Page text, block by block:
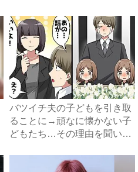
バツイチ夫の子どもを引き取
ることに→頑なに懐かない子
どもたち…その理由を聞いて